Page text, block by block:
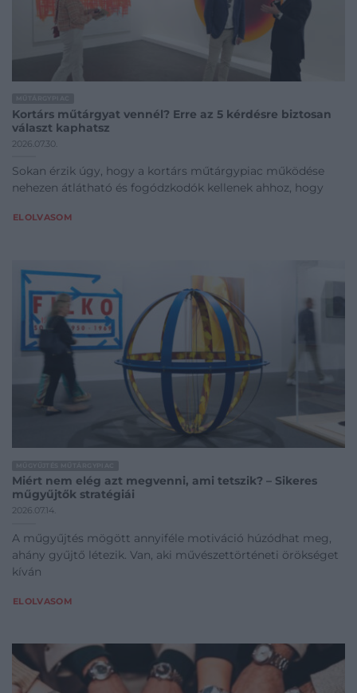
Kortárs műtárgyat vennél? Erre az 5 kérdésre biztosan
választ kaphatsz
2026.07.30.
Sokan érzik úgy, hogy a kortárs műtárgypiac működése
nehezen átlátható és fogódzkodók kellenek ahhoz, hogy
ELOLVASOM
Miért nem elég azt megvenni, ami tetszik? – Sikeres
műgyűjtők stratégiái
2026.07.14.
A műgyűjtés mögött annyiféle motiváció húzódhat meg,
ahány gyűjtő létezik. Van, aki művészettörténeti örökséget
kíván
ELOLVASOM